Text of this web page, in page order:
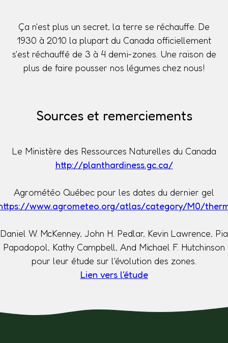
Ça n'est plus un secret, la terre se réchauffe. De
1930 à 2010 la plupart du Canada officiellement
s'est réchauffé de 3 à 4 demi-zones. Une raison de
plus de faire pousser nos légumes chez nous!
Sources et remerciements
Le Ministère des Ressources Naturelles du Canada
http://planthardiness.gc.ca/
Agrométéo Québec pour les dates du dernier gel
www.agrometeo.org/atlas/category/M0/
Daniel W. McKenney, John H. Pedlar, Kevin Lawrence, Pia
Papadopol, Kathy Campbell, And Michael F. Hutchinson
pour leur étude sur l'évolution des zones.
Lien vers l'étude